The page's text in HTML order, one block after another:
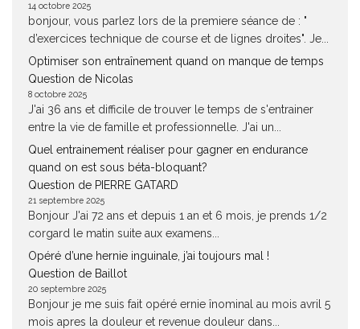
14 octobre 2025
bonjour, vous parlez lors de la premiere séance de : "
d’exercices technique de course et de lignes droites". Je...
Optimiser son entraînement quand on manque de temps
Question de Nicolas
8 octobre 2025
J'ai 36 ans et difficile de trouver le temps de s'entrainer
entre la vie de famille et professionnelle. J'ai un...
Quel entrainement réaliser pour gagner en endurance
quand on est sous béta-bloquant?
Question de PIERRE GATARD
21 septembre 2025
Bonjour J'ai 72 ans et depuis 1 an et 6 mois, je prends 1/2
corgard le matin suite aux examens...
Opéré d’une hernie inguinale, j’ai toujours mal !
Question de Baillot
20 septembre 2025
Bonjour je me suis fait opéré ernie înominal au mois avril 5
mois apres la douleur et revenue douleur dans...